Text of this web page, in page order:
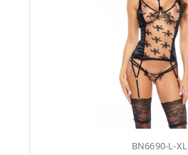
BN6690-L-XL